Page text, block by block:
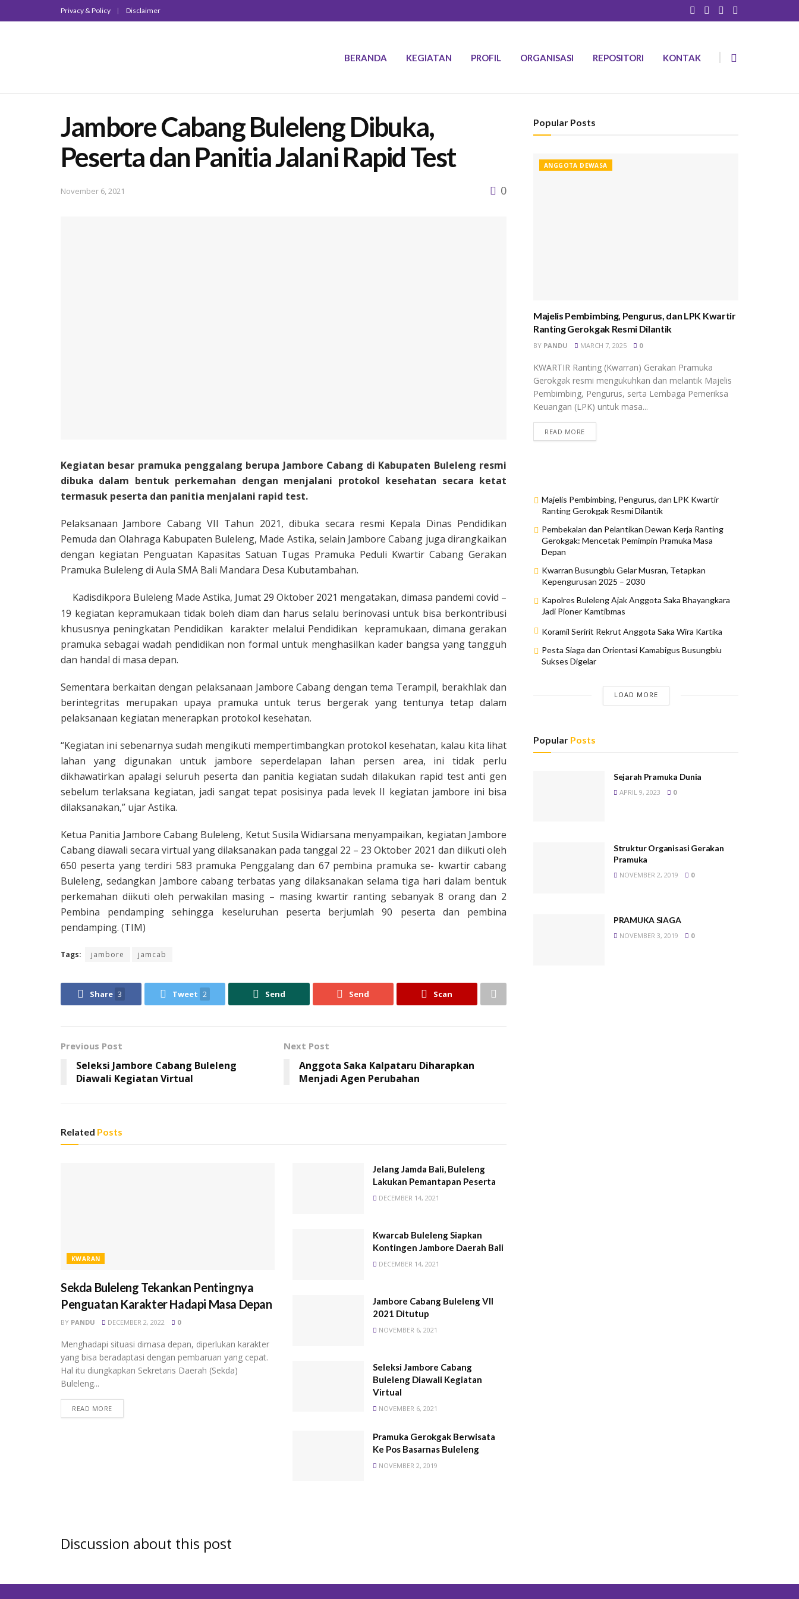
Privacy & Policy Disclaimer
BERANDA KEGIATAN PROFIL ORGANISASI REPOSITORI KONTAK
Jambore Cabang Buleleng Dibuka,
Peserta dan Panitia Jalani Rapid Test
November 6, 2021 0
Kegiatan besar pramuka penggalang berupa Jambore Cabang di Kabupaten Buleleng resmi
dibuka dalam bentuk perkemahan dengan menjalani protokol kesehatan secara ketat
termasuk peserta dan panitia menjalani rapid test.
Pelaksanaan Jambore Cabang VII Tahun 2021, dibuka secara resmi Kepala Dinas Pendidikan
Pemuda dan Olahraga Kabupaten Buleleng, Made Astika, selain Jambore Cabang juga dirangkaikan
dengan kegiatan Penguatan Kapasitas Satuan Tugas Pramuka Peduli Kwartir Cabang Gerakan
Pramuka Buleleng di Aula SMA Bali Mandara Desa Kubutambahan.
Kadisdikpora Buleleng Made Astika, Jumat 29 Oktober 2021 mengatakan, dimasa pandemi covid –
19 kegiatan kepramukaan tidak boleh diam dan harus selalu berinovasi untuk bisa berkontribusi
khususnya peningkatan Pendidikan karakter melalui Pendidikan kepramukaan, dimana gerakan
pramuka sebagai wadah pendidikan non formal untuk menghasilkan kader bangsa yang tangguh
dan handal di masa depan.
Sementara berkaitan dengan pelaksanaan Jambore Cabang dengan tema Terampil, berakhlak dan
berintegritas merupakan upaya pramuka untuk terus bergerak yang tentunya tetap dalam
pelaksanaan kegiatan menerapkan protokol kesehatan.
“Kegiatan ini sebenarnya sudah mengikuti mempertimbangkan protokol kesehatan, kalau kita lihat
lahan yang digunakan untuk jambore seperdelapan lahan persen area, ini tidak perlu
dikhawatirkan apalagi seluruh peserta dan panitia kegiatan sudah dilakukan rapid test anti gen
sebelum terlaksana kegiatan, jadi sangat tepat posisinya pada levek II kegiatan jambore ini bisa
dilaksanakan,” ujar Astika.
Ketua Panitia Jambore Cabang Buleleng, Ketut Susila Widiarsana menyampaikan, kegiatan Jambore
Cabang diawali secara virtual yang dilaksanakan pada tanggal 22 – 23 Oktober 2021 dan diikuti oleh
650 peserta yang terdiri 583 pramuka Penggalang dan 67 pembina pramuka se- kwartir cabang
Buleleng, sedangkan Jambore cabang terbatas yang dilaksanakan selama tiga hari dalam bentuk
perkemahan diikuti oleh perwakilan masing – masing kwartir ranting sebanyak 8 orang dan 2
Pembina pendamping sehingga keseluruhan peserta berjumlah 90 peserta dan pembina
pendamping. (TIM)
Tags: jambore jamcab
Share 3 Tweet 2 Send Send Scan
Previous Post
Seleksi Jambore Cabang Buleleng
Diawali Kegiatan Virtual
Next Post
Anggota Saka Kalpataru Diharapkan
Menjadi Agen Perubahan
Related Posts
KWARAN
Sekda Buleleng Tekankan Pentingnya
Penguatan Karakter Hadapi Masa Depan
BY PANDU DECEMBER 2, 2022 0
Menghadapi situasi dimasa depan, diperlukan karakter
yang bisa beradaptasi dengan pembaruan yang cepat.
Hal itu diungkapkan Sekretaris Daerah (Sekda)
Buleleng...
READ MORE
Jelang Jamda Bali, Buleleng
Lakukan Pemantapan Peserta
DECEMBER 14, 2021
Kwarcab Buleleng Siapkan
Kontingen Jambore Daerah Bali
DECEMBER 14, 2021
Jambore Cabang Buleleng VII
2021 Ditutup
NOVEMBER 6, 2021
Seleksi Jambore Cabang
Buleleng Diawali Kegiatan
Virtual
NOVEMBER 6, 2021
Pramuka Gerokgak Berwisata
Ke Pos Basarnas Buleleng
NOVEMBER 2, 2019
Discussion about this post
Popular Posts
ANGGOTA DEWASA
Majelis Pembimbing, Pengurus, dan LPK Kwartir
Ranting Gerokgak Resmi Dilantik
BY PANDU MARCH 7, 2025 0
KWARTIR Ranting (Kwarran) Gerakan Pramuka
Gerokgak resmi mengukuhkan dan melantik Majelis
Pembimbing, Pengurus, serta Lembaga Pemeriksa
Keuangan (LPK) untuk masa...
READ MORE
Majelis Pembimbing, Pengurus, dan LPK Kwartir
Ranting Gerokgak Resmi Dilantik
Pembekalan dan Pelantikan Dewan Kerja Ranting
Gerokgak: Mencetak Pemimpin Pramuka Masa
Depan
Kwarran Busungbiu Gelar Musran, Tetapkan
Kepengurusan 2025 – 2030
Kapolres Buleleng Ajak Anggota Saka Bhayangkara
Jadi Pioner Kamtibmas
Koramil Seririt Rekrut Anggota Saka Wira Kartika
Pesta Siaga dan Orientasi Kamabigus Busungbiu
Sukses Digelar
LOAD MORE
Popular Posts
Sejarah Pramuka Dunia
APRIL 9, 2023 0
Struktur Organisasi Gerakan
Pramuka
NOVEMBER 2, 2019 0
PRAMUKA SIAGA
NOVEMBER 3, 2019 0